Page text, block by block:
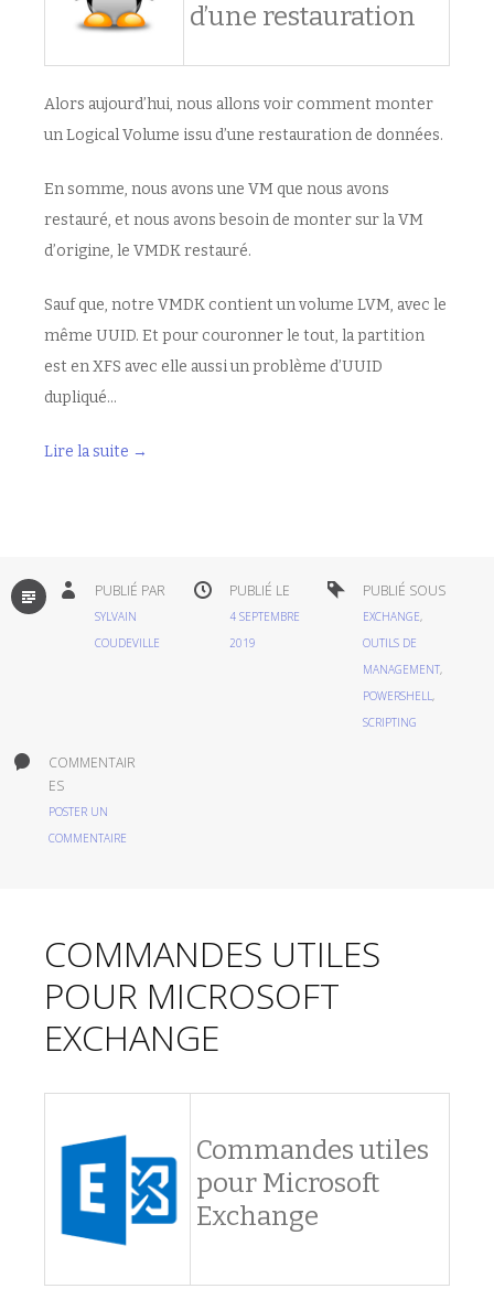
d’une restauration
Alors aujourd’hui, nous allons voir comment monter
un Logical Volume issu d’une restauration de données.
En somme, nous avons une VM que nous avons
restauré, et nous avons besoin de monter sur la VM
d’origine, le VMDK restauré.
Sauf que, notre VMDK contient un volume LVM, avec le
même UUID. Et pour couronner le tout, la partition
est en XFS avec elle aussi un problème d’UUID
dupliqué…
Lire la suite →
PAR
DÉFAUT
PUBLIÉ PAR
SYLVAIN
COUDEVILLE
PUBLIÉ LE
4 SEPTEMBRE
2019
PUBLIÉ SOUS
EXCHANGE,
OUTILS DE
MANAGEMENT,
POWERSHELL,
SCRIPTING
COMMENTAIR
ES
POSTER UN
COMMENTAIRE
COMMANDES UTILES
POUR MICROSOFT
EXCHANGE
Commandes utiles
pour Microsoft
Exchange